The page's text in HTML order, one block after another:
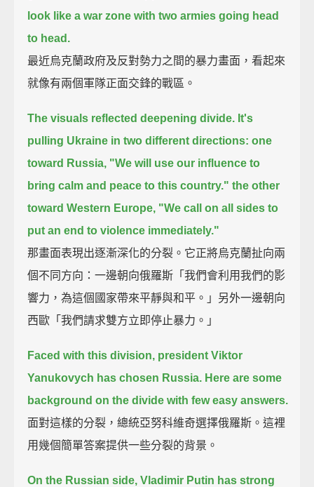
look like a war zone with two armies going head
to head.
最近烏克蘭政府及反對勢力之間的暴力畫面，看起來
就像有兩個軍隊正面交鋒的戰區。
The visuals reflected deepening divide. It's
pulling Ukraine in two different directions: one
toward Russia, "We will use our influence to
bring calm and peace to this country." the other
toward Western Europe, "We call on all sides to
put an end to violence immediately."
那畫面表現出逐漸深化的分裂。它正將烏克蘭扯向兩
個不同方向：一邊朝向俄羅斯「我們會利用我們的影
響力，為這個國家帶來平靜與和平。」另外一邊朝向
西歐「我們請求雙方立即停止暴力。」
Faced with this division, president Viktor
Yanukovych has chosen Russia. Here are some
background on the divide with few easy answers.
面對這樣的分裂，總統亞努科維奇選擇俄羅斯。這裡
用幾個簡單答案提供一些分裂的背景。
On the Russian side, Vladimir Putin has strong